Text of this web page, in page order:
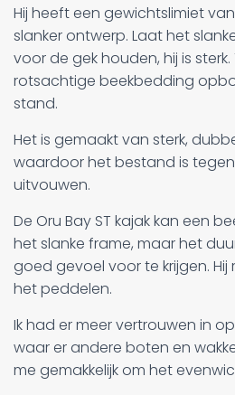
Hij heeft een gewichtslimiet
slanker ontwerp. Laat het
voor de gek houden, hij is
rotsachtige beekbedding
stand.
Het is gemaakt van sterk,
waardoor het bestand is
uitvouwen.
De Oru Bay ST kajak kan een
het slanke frame, maar het
goed gevoel voor te krijgen.
het peddelen.
Ik had er meer vertrouwen in
waar er andere boten en
me gemakkelijk om het